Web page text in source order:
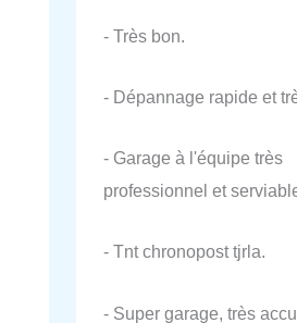
- Très bon.
- Dépannage rapide et
- Garage à l'équipe très
professionnel et
- Tnt chronopost tjrla.
- Super garage, très